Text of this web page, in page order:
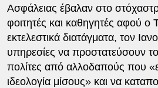
Ασφάλειας έβαλαν στο
φοιτητές και καθηγητές αφού
εκτελεστικά διατάγματα, τον
υπηρεσίες να προστατεύσουν
πολίτες από αλλοδαπούς που
ιδεολογία μίσους» και να